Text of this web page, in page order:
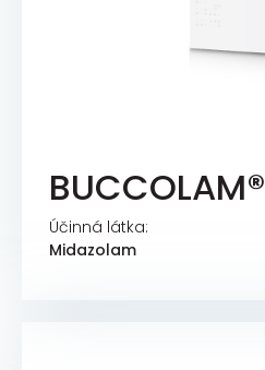
BUCCOLAM®
Účinná látka:
Midazolam